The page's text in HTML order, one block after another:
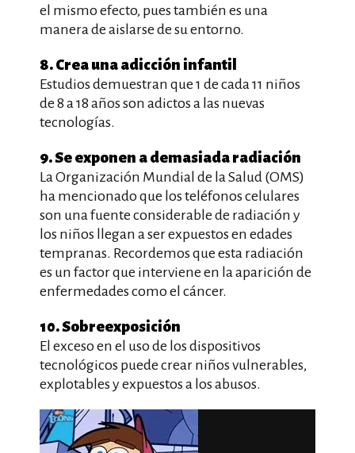
el mismo efecto, pues también es una
manera de aislarse de su entorno.
8. Crea una adicción infantil
Estudios demuestran que 1 de cada 11 niños
de 8 a 18 años son adictos a las nuevas
tecnologías.
9. Se exponen a demasiada radiación
La Organización Mundial de la Salud (OMS)
ha mencionado que los teléfonos celulares
son una fuente considerable de radiación y
los niños llegan a ser expuestos en edades
tempranas. Recordemos que esta radiación
es un factor que interviene en la aparición de
enfermedades como el cáncer.
10. Sobreexposición
El exceso en el uso de los dispositivos
tecnológicos puede crear niños vulnerables,
explotables y expuestos a los abusos.